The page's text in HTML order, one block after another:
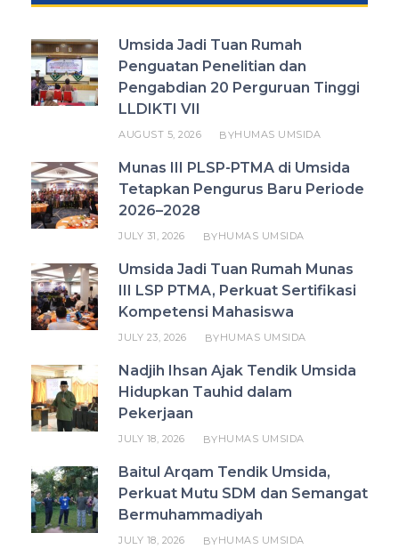
Umsida Jadi Tuan Rumah
Penguatan Penelitian dan
Pengabdian 20 Perguruan Tinggi
LLDIKTI VII
AUGUST 5, 2026 BYHUMAS UMSIDA
Munas III PLSP-PTMA di Umsida
Tetapkan Pengurus Baru Periode
2026–2028
JULY 31, 2026 BYHUMAS UMSIDA
Umsida Jadi Tuan Rumah Munas
III LSP PTMA, Perkuat Sertifikasi
Kompetensi Mahasiswa
JULY 23, 2026 BYHUMAS UMSIDA
Nadjih Ihsan Ajak Tendik Umsida
Hidupkan Tauhid dalam
Pekerjaan
JULY 18, 2026 BYHUMAS UMSIDA
Baitul Arqam Tendik Umsida,
Perkuat Mutu SDM dan Semangat
Bermuhammadiyah
JULY 18, 2026 BYHUMAS UMSIDA